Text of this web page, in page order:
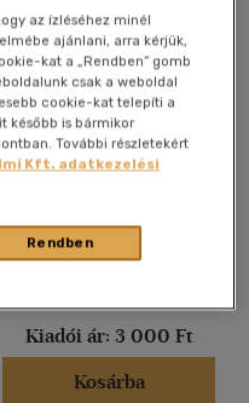
E-könyv
Kiadói ár: 3 000 Ft
Kosárba
az ízléséhez minél
ajánlani, arra kérjük,
kat a „Rendben” gomb
csak a weboldal
cookie-kat telepíti a
később is bármikor
További részletekért
Kft. adatkezelési
Rendben